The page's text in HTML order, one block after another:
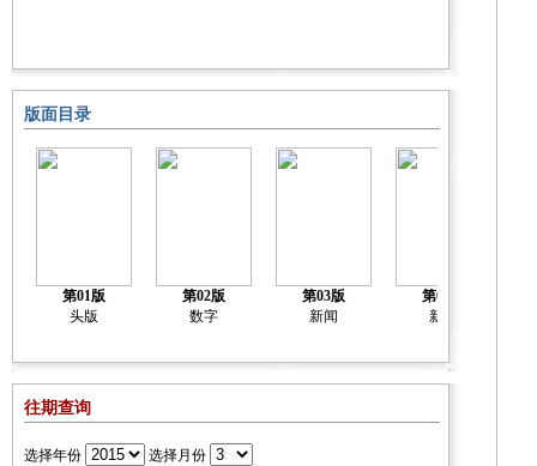
版面目录
第01版
头版
第02版
数字
第03版
新闻
第04版
新闻
往期查询
选择年份 选择月份